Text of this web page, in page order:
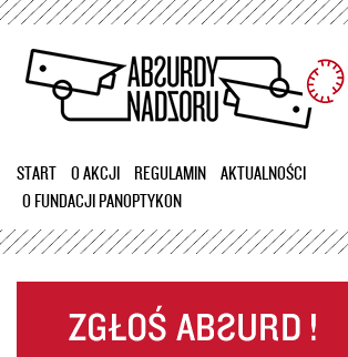
Przejdź
treści
START O AKCJI REGULAMIN
AKTUALNOŚCI
O FUNDACJI PANOPTYKON